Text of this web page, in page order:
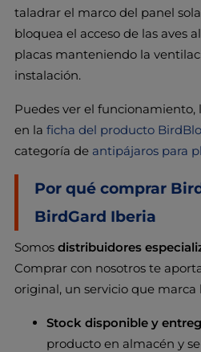
taladrar el marco del panel
bloquea el acceso de las aves
placas manteniendo la
instalación.
Puedes ver el funcionamiento,
en la ficha del producto
categoría de antipájaros para
Por qué comprar
BirdGard Iberia
Somos distribuidores
Comprar con nosotros te
original, un servicio que marca
Stock disponible y
producto en almacén y